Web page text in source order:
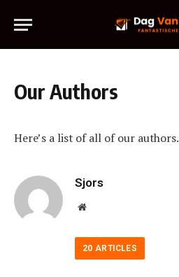
Our Authors
Here’s a list of all of our authors.
Sjors
Website
20 ARTICLES